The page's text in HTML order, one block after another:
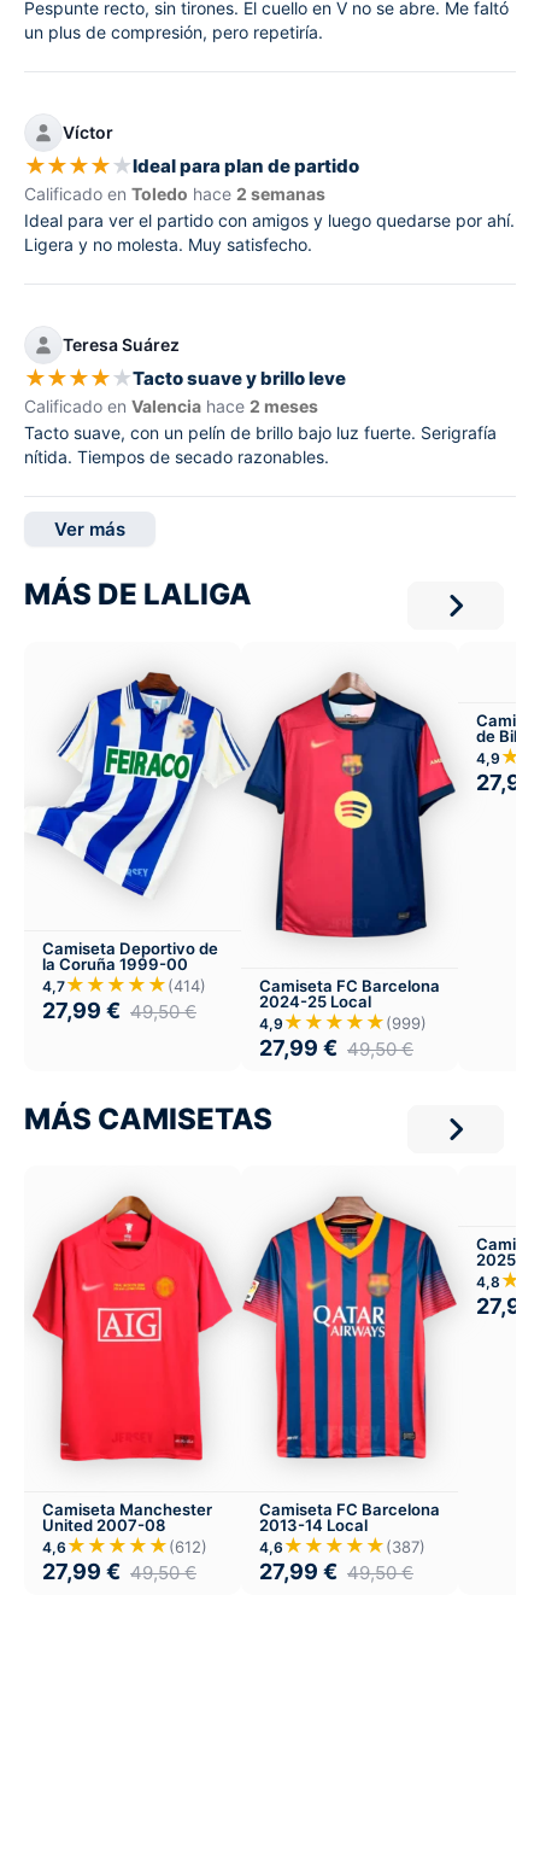
Pespunte recto, sin tirones. El cuello en V no se abre. Me faltó
un plus de compresión, pero repetiría.
Víctor
★★★★★Ideal para plan de partido
Calificado en Toledo hace 2 semanas
Ideal para ver el partido con amigos y luego quedarse por ahí.
Ligera y no molesta. Muy satisfecho.
Teresa Suárez
★★★★★Tacto suave y brillo leve
Calificado en Valencia hace 2 meses
Tacto suave, con un pelín de brillo bajo luz fuerte. Serigrafía
nítida. Tiempos de secado razonables.
Ver más
MÁS DE LALIGA
Camiseta Deportivo de
la Coruña 1999-00
4,7★★★★★(414)
27,99 € 49,50€
Camiseta FC Barcelona
2024-25 Local
4,9 ★★★★★(999)
27,99 € 49,50€
de
Versión
4,9
27,99
MÁS CAMISETAS
Camiseta Manchester
United 2007-08
4,6 ★★★★★(612)
27,99 € 49,50€
Camiseta FC Barcelona
2013-14 Local
4,6 ★★★★★(387)
27,99 € 49,50€
2025-
4,8
27,99